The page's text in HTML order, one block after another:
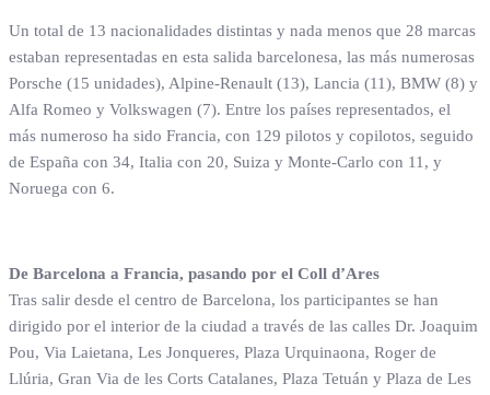
Un total de 13 nacionalidades distintas y nada menos que 28 marcas
estaban representadas en esta salida barcelonesa, las más numerosas
Porsche (15 unidades), Alpine-Renault (13), Lancia (11), BMW (8) y
Alfa Romeo y Volkswagen (7). Entre los países representados, el
más numeroso ha sido Francia, con 129 pilotos y copilotos, seguido
de España con 34, Italia con 20, Suiza y Monte-Carlo con 11, y
Noruega con 6.
De Barcelona a Francia, pasando por el Coll d’Ares
Tras salir desde el centro de Barcelona, los participantes se han
dirigido por el interior de la ciudad a través de las calles Dr. Joaquim
Pou, Via Laietana, Les Jonqueres, Plaza Urquinaona, Roger de
Llúria, Gran Via de les Corts Catalanes, Plaza Tetuán y Plaza de Les